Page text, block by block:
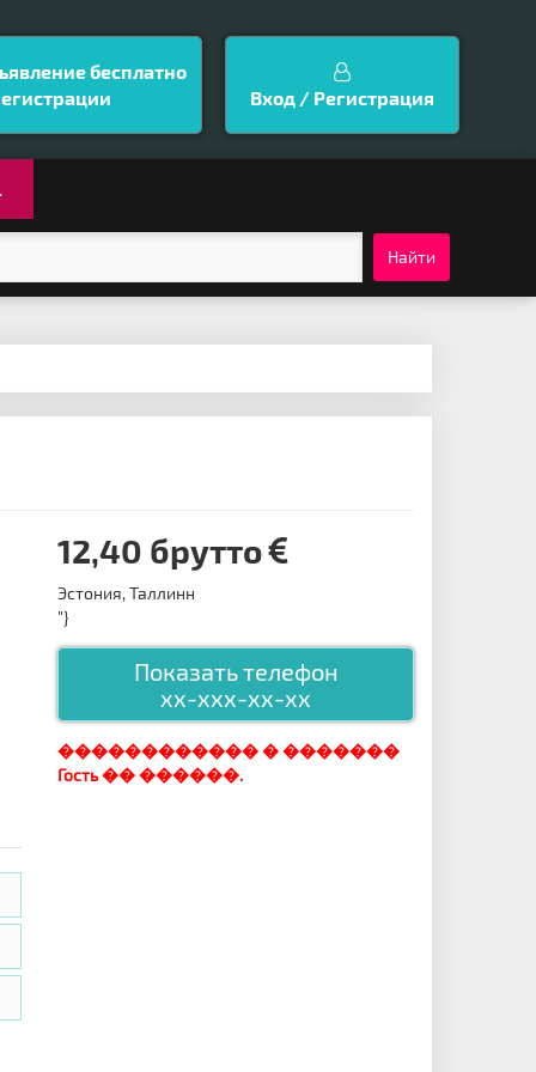
бесплатно
Вход / Регистрация
Найти
12,40 брутто
Эстония, Таллинн
"}
Показать телефон
xx-xxx-xx-xx
������������ � �������
Гость �� ������.